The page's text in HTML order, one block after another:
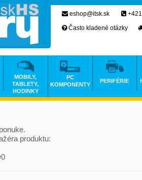
produktu:
eshop@itsk.sk
Často kladené otázky
MOBILY,
TABLETY,
HODINKY
PC
KOMPONENTY
PERIFÉRIE